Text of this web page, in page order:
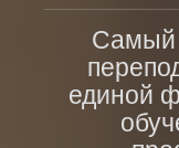
Самый
единой